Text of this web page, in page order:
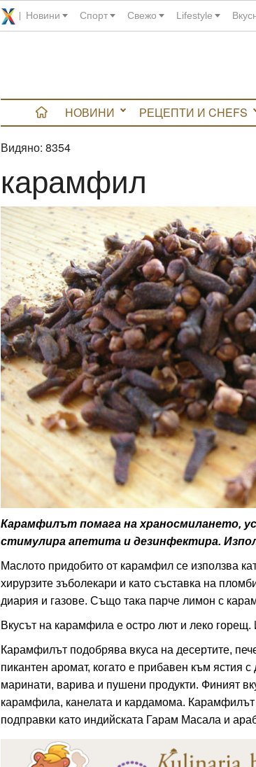
Новини Спорт Свежо Lifestyle
НОВИНИ РЕЦЕПТИ И CHEFS
Видяно: 8354
карамфил
Карамфилът помага на храносмилането,
стимулира апетита и дезинфектира.
Маслото придобито от карамфил се използва
хирурзите зъболекари и като съставка на
диария и газове. Също така парче лимон с
Вкусът на карамфила е остро лют и леко
Карамфилът подобрява вкуса на десертите,
пикантен аромат, когато е прибавен към ястия
маринати, варива и пушени продукти. Финият
карамфила, канелата и кардамома.
подправки като индийската Гарам Масала и